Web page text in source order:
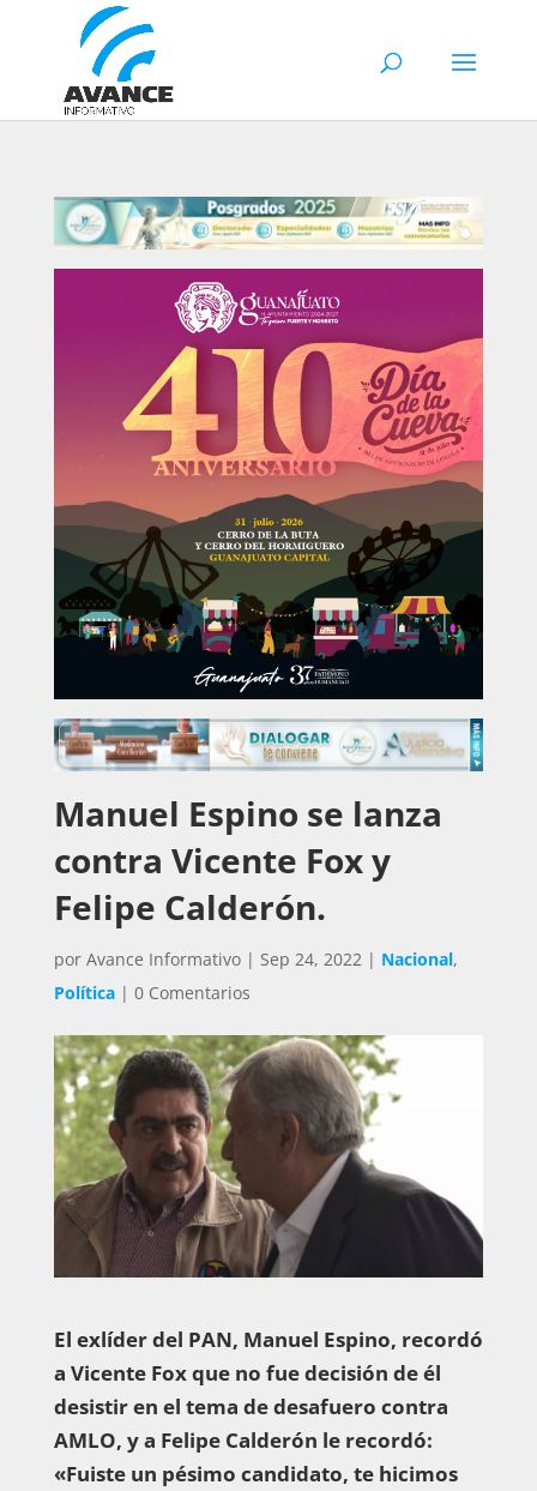
Manuel Espino se lanza
contra Vicente Fox y
Felipe Calderón.
por Avance Informativo| Sep 24, 2022| Nacional,
Política| 0 Comentarios
El exlíder del PAN, Manuel Espino, recordó
a Vicente Fox que no fue decisión de él
desistir en el tema de desafuero contra
AMLO, y a Felipe Calderón le recordó:
«Fuiste un pésimo candidato, te hicimos